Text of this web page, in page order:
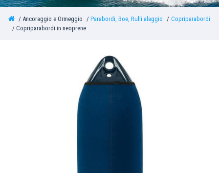
Ancoraggio e Ormeggio Parabordi, Boe, Rulli alaggio
Copriparabordi
Copriparabordi in neoprene